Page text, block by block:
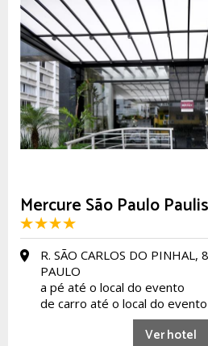
Mercure São Paulo
R. SÃO CARLOS DO PINHAL,
PAULO
a pé até o local do evento
de carro até o local do evento
Ver hotel